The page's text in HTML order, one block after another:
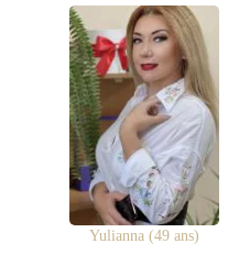
Yulianna (49 ans)